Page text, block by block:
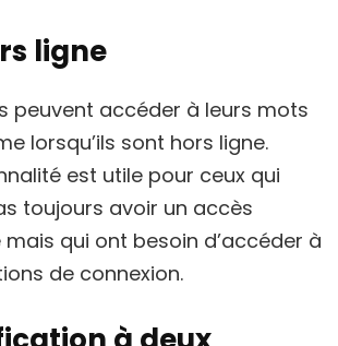
ligne
peuvent accéder à leurs mots
lorsqu’ils sont hors ligne.
est utile pour ceux qui
toujours avoir un accès
qui ont besoin d’accéder à
de connexion.